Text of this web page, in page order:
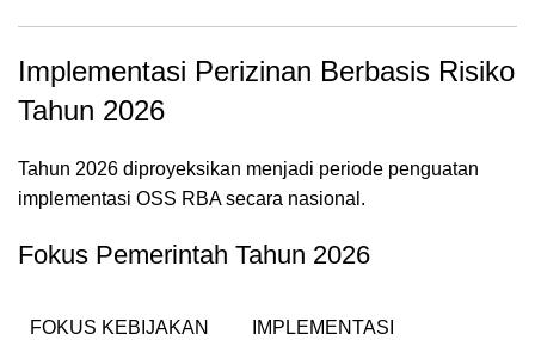
Implementasi Perizinan Berbasis Risiko
Tahun 2026
Tahun 2026 diproyeksikan menjadi periode penguatan
implementasi OSS RBA secara nasional.
Fokus Pemerintah Tahun 2026
FOKUS KEBIJAKAN IMPLEMENTASI